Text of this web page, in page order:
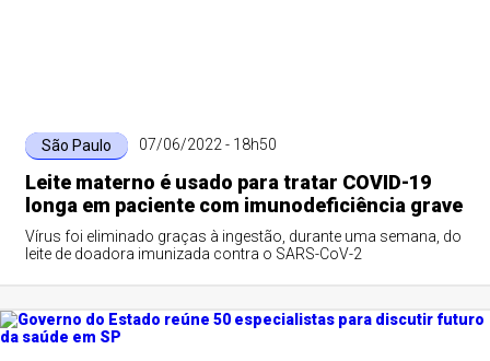
São Paulo 07/06/2022 - 18h50
Leite materno é usado para tratar COVID-19
longa em paciente com imunodeficiência grave
Vírus foi eliminado graças à ingestão, durante uma semana, do
leite de doadora imunizada contra o SARS-CoV-2